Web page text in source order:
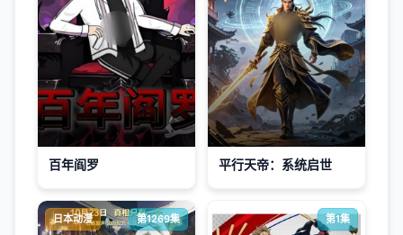
百年阎罗 平行天帝：系统启世
日本动漫 第1269集 第1集